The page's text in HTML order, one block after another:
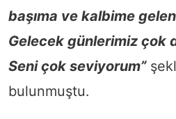
başıma ve kalbime
Gelecek günlerimiz çok
Seni çok seviyorum”
bulunmuştu.